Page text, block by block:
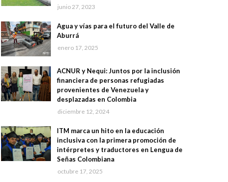
junio 27, 2023
Agua y vías para el futuro del Valle de
Aburrá
enero 17, 2025
ACNUR y Nequi: Juntos por la inclusión
financiera de personas refugiadas
provenientes de Venezuela y
desplazadas en Colombia
diciembre 12, 2024
ITM marca un hito en la educación
inclusiva con la primera promoción de
intérpretes y traductores en Lengua de
Señas Colombiana
octubre 17, 2025